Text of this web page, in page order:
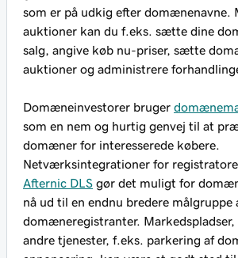
som er på udkig efter domænenavne.
auktioner kan du f.eks. sætte dine
salg, angive køb nu-priser, sætte
auktioner og administrere
Domæneinvestorer bruger
som en nem og hurtig genvej til at
domæner for interesserede købere.
Netværksintegrationer for
Afternic DLS gør det muligt for
nå ud til en endnu bredere målgruppe
domæneregistranter.
andre tjenester, f.eks. parkering af